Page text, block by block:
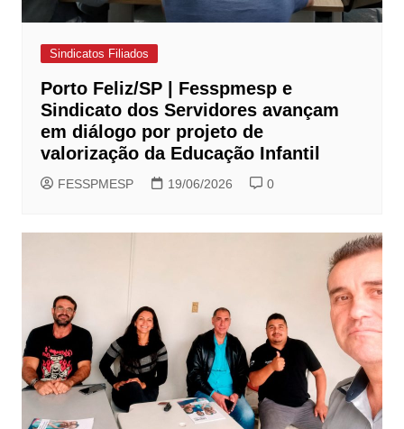
Sindicatos Filiados
Porto Feliz/SP | Fesspmesp e
Sindicato dos Servidores avançam
em diálogo por projeto de
valorização da Educação Infantil
FESSPMESP 19/06/2026 0